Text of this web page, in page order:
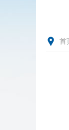
首